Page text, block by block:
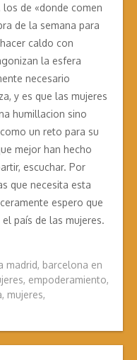
de «donde comen
de la semana para
caldo con
la esfera
necesario
y es que las mujeres
humillacion sino
un reto para su
mejor han hecho
escuchar. Por
que necesita esta
espero que
país de las mujeres.
madrid, barcelona en
, empoderamiento,
, mujeres,